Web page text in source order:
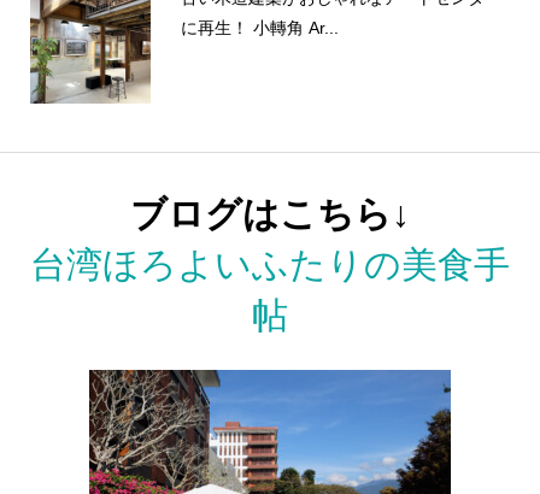
古い木造建築がおしゃれなアートセンター
ブログはこちら↓
台湾ほろよいふたりの美食手
帖